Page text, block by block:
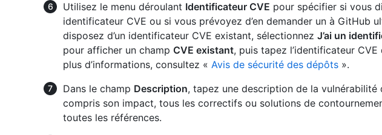
Utilisez le menu déroulant Identificateur CVE pour spécifier si vous
identificateur CVE ou si vous prévoyez d’en demander un à GitHub
disposez d’un identificateur CVE existant, sélectionnez J’ai un
pour afficher un champ CVE existant, puis tapez l’identificateur
plus d’informations, consultez « Avis de sécurité des dépôts ».
Dans le champ Description, tapez une description de la vulnérabilité
compris son impact, tous les correctifs ou solutions de
toutes les références.